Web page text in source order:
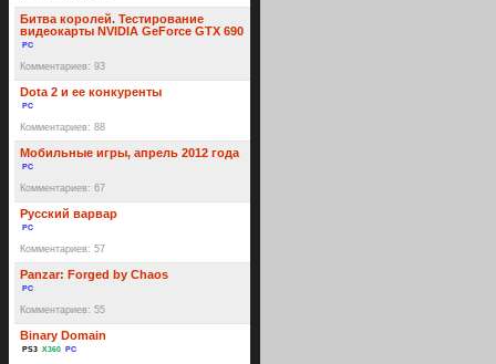
Битва королей. Тестирование
видеокарты NVIDIA GeForce GTX 690
PC
Комментариев: 93
Dota 2 и ее конкуренты
PC
Комментариев: 88
Мобильные игры, апрель 2012 года
PC
Комментариев: 67
Русский варвар
PC
Комментариев: 57
Panzar: Forged by Chaos
PC
Комментариев: 55
Binary Domain
PS3 X360 PC